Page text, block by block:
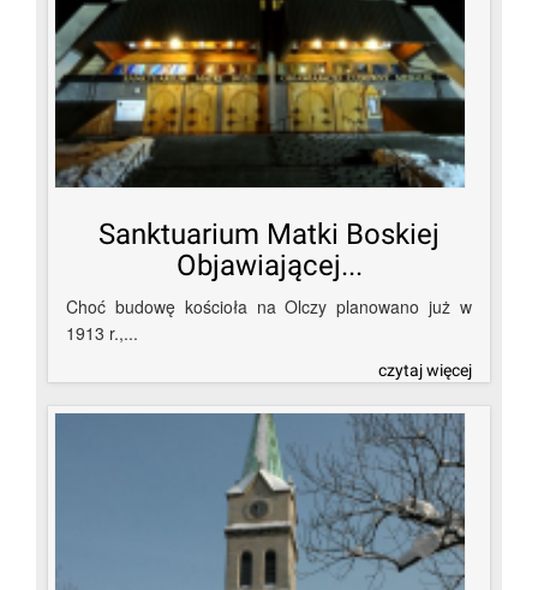
Sanktuarium Matki Boskiej
Objawiającej...
Choć budowę kościoła na Olczy planowano już w
1913 r.,...
czytaj więcej